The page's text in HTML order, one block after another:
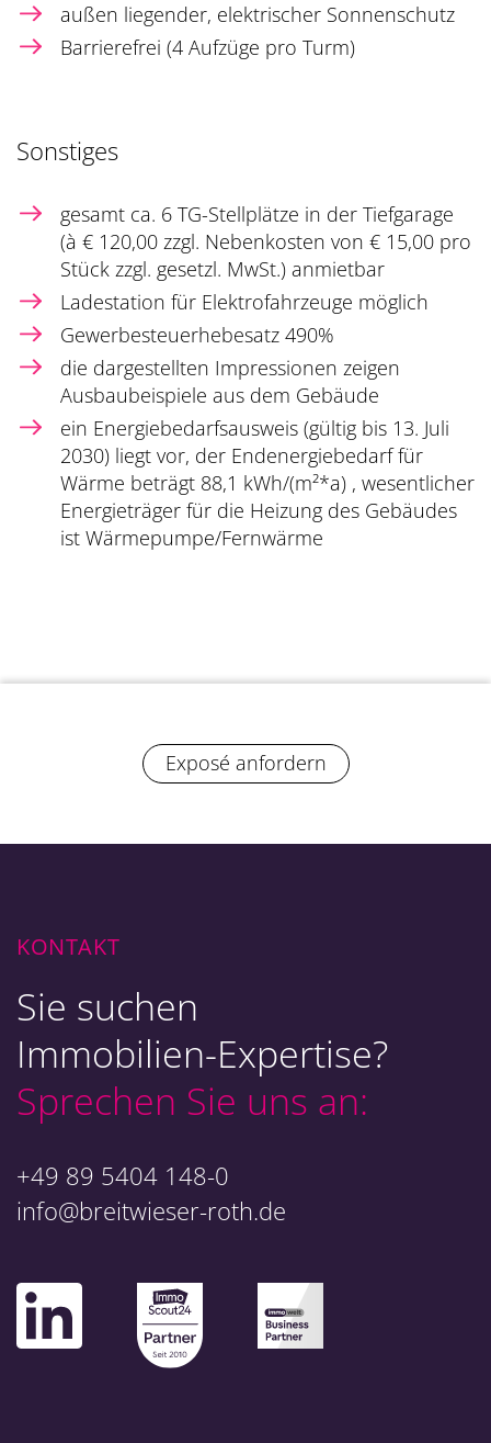
außen liegender, elektrischer Sonnenschutz
Barrierefrei (4 Aufzüge pro Turm)
Sonstiges
gesamt ca. 6 TG-Stellplätze in der Tiefgarage
(à € 120,00 zzgl. Nebenkosten von € 15,00 pro
Stück zzgl. gesetzl. MwSt.) anmietbar
Ladestation für Elektrofahrzeuge möglich
Gewerbesteuerhebesatz 490%
die dargestellten Impressionen zeigen
Ausbaubeispiele aus dem Gebäude
ein Energiebedarfsausweis (gültig bis 13. Juli
2030) liegt vor, der Endenergiebedarf für
Wärme beträgt 88,1 kWh/(m²*a) , wesentlicher
Energieträger für die Heizung des Gebäudes
ist Wärmepumpe/Fernwärme
Exposé anfordern
KONTAKT
Sie suchen
Immobilien-Expertise?
Sprechen Sie uns an:
+49 89 5404 148-0
info@breitwieser-roth.de